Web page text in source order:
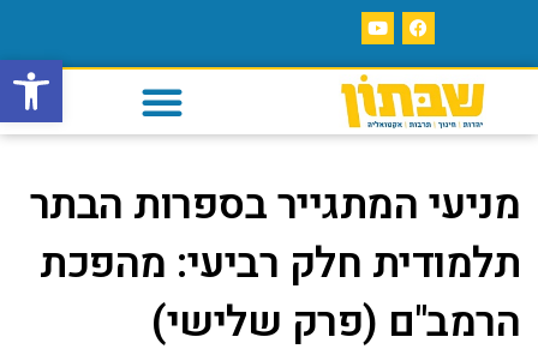
פתח
מניעי המתגייר בספרות הבתר
תלמודית חלק רביעי: מהפכת
הרמב"ם (פרק שלישי)